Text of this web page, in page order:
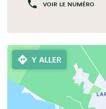
VOIR LE NUMÉRO
Y ALLER